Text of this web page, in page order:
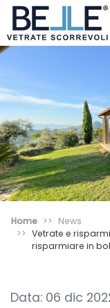
Home
News
Vetrate e
risparmiare in
Data: 06 dic